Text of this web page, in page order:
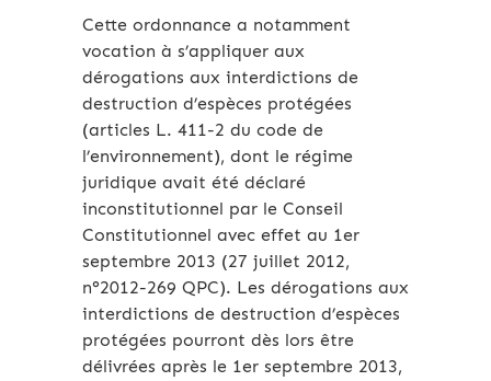
Cette ordonnance a notamment
vocation à s’appliquer aux
dérogations aux interdictions de
destruction d’espèces protégées
(articles L. 411-2 du code de
l’environnement), dont le régime
juridique avait été déclaré
inconstitutionnel par le Conseil
Constitutionnel avec effet au 1er
septembre 2013 (27 juillet 2012,
n°2012-269 QPC). Les dérogations aux
interdictions de destruction d’espèces
protégées pourront dès lors être
délivrées après le 1er septembre 2013,